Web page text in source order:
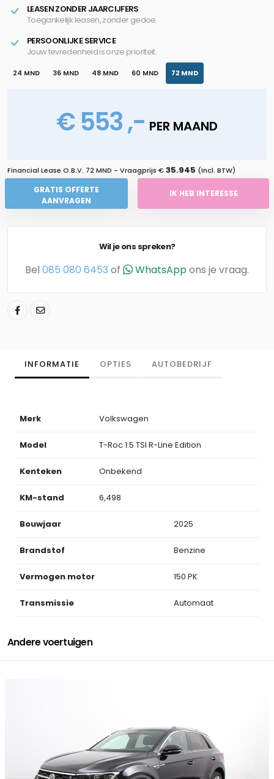
LEASEN ZONDER JAARCIJFERS
Toegankelijk leasen, zonder gedoe.
PERSOONLIJKE SERVICE
Jouw tevredenheid is onze prioriteit.
24 MND 36 MND 48 MND 60 MND 72 MND
€ 553 ,- PER MAAND
Financial Lease O.B.V. 72 MND - Vraagprijs €35.945 (Incl. BTW)
GRATIS OFFERTE
AANVRAGEN
IK HEB INTERESSE
Wil je ons spreken?
Bel 085 080 6453 of WhatsAppons je vraag.
INFORMATIE OPTIES AUTOBEDRIJF
Merk Volkswagen
Model T-Roc 1.5 TSI R-Line Edition
Kenteken Onbekend
KM-stand 6,498
Bouwjaar 2025
Brandstof Benzine
Vermogen motor 150 PK
Transmissie Automaat
Andere voertuigen